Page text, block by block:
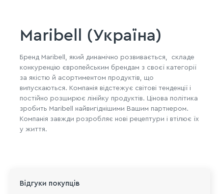
Maribell (Україна)
Бренд Maribell, який динамічно розвивається, складе
конкуренцію європейським брендам з своєї категорії
за якістю й асортиментом продуктів, що
випускаються. Компанія відстежує світові тенденції і
постійно розширює лінійку продуктів. Цінова політика
зробить Maribell найвигіднішими Вашим партнером.
Компанія завжди розробляє нові рецептури і втілює їх
у життя.
Відгуки покупців